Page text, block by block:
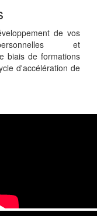
de vos
et
biais de formations
d'accélération de